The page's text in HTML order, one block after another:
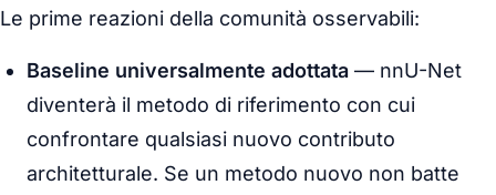
Le prime reazioni della comunità osservabili:
Baseline universalmente adottata — nnU-Net
diventerà il metodo di riferimento con cui
confrontare qualsiasi nuovo contributo
architetturale. Se un metodo nuovo non batte